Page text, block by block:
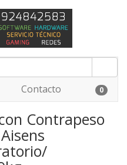
Contacto 0
Contrapeso